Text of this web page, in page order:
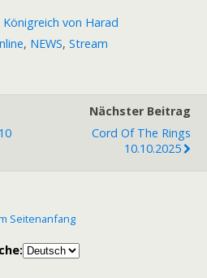
von Harad
, NEWS, Stream
Nächster Beitrag
Cord Of The Rings
10.10.2025
Seitenanfang